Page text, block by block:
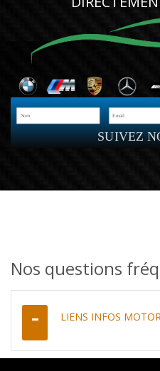
SUIVEZ
Nos questions
LIENS INFOS